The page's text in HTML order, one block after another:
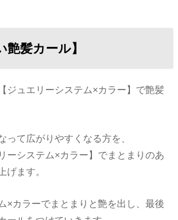
艶髪カール】
ジュエリーシステム×カラー】で艶髪
って広がりやすくなる方を、
ーシステム×カラー】でまとまりのあ
げます。
×カラーでまとまりと艶を出し、最後